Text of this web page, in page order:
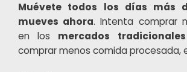
Muévete todos los días más
mueves ahora. Intenta comprar
en los mercados tradicionales
comprar menos comida procesada,